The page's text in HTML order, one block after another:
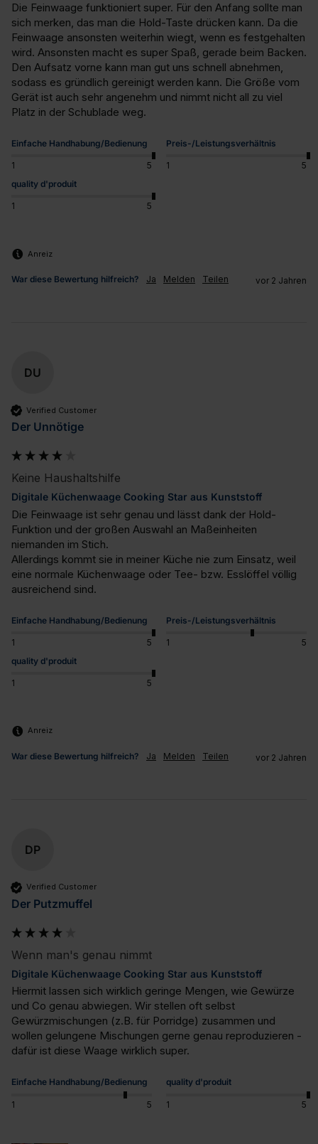
Die Feinwaage funktioniert super. Für den Anfang sollte man
sich merken, das man die Hold-Taste drücken kann. Da die
Feinwaage ansonsten weiterhin wiegt, wenn es festgehalten
wird. Ansonsten macht es super Spaß, gerade beim Backen.
Den Aufsatz vorne kann man gut uns schnell abnehmen,
sodass es gründlich gereinigt werden kann. Die Größe vom
Gerät ist auch sehr angenehm und nimmt nicht all zu viel
Platz in der Schublade weg.
Einfache Handhabung/Bedienung
1 5
Preis-/Leistungsverhältnis
1
5
quality d'produit
1 5
Anreiz
War diese Bewertung hilfreich? Ja Melden Teilen vor 2 Jahren
DU
Verified Customer
Der Unnötige
Keine Haushaltshilfe
Digitale Küchenwaage Cooking Star aus Kunststoff
Die Feinwaage ist sehr genau und lässt dank der Hold-
Funktion und der großen Auswahl an Maßeinheiten
niemanden im Stich.
Allerdings kommt sie in meiner Küche nie zum Einsatz, weil
eine normale Küchenwaage oder Tee- bzw. Esslöffel völlig
ausreichend sind.
Einfache Handhabung/Bedienung
1 5
Preis-/Leistungsverhältnis
1
5
quality d'produit
1 5
Anreiz
War diese Bewertung hilfreich? Ja Melden Teilen vor 2 Jahren
DP
Verified Customer
Der Putzmuffel
Wenn man's genau nimmt
Digitale Küchenwaage Cooking Star aus Kunststoff
Hiermit lassen sich wirklich geringe Mengen, wie Gewürze
und Co genau abwiegen. Wir stellen oft selbst
Gewürzmischungen (z.B. für Porridge) zusammen und
wollen gelungene Mischungen gerne genau reproduzieren -
dafür ist diese Waage wirklich super.
Einfache Handhabung/Bedienung
1 5
quality d'produit
1 5